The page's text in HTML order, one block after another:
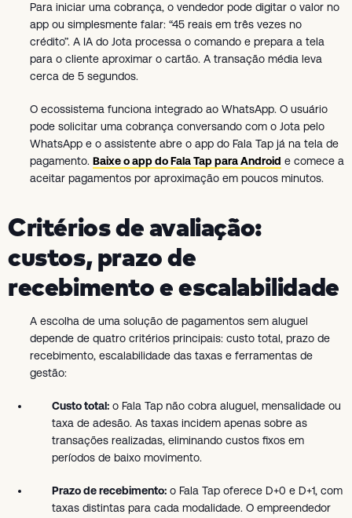
Para iniciar uma cobrança, o vendedor pode digitar o valor no
app ou simplesmente falar: “45 reais em três vezes no
crédito”. A IA do Jota processa o comando e prepara a tela
para o cliente aproximar o cartão. A transação média leva
cerca de 5 segundos.
O ecossistema funciona integrado ao WhatsApp. O usuário
pode solicitar uma cobrança conversando com o Jota pelo
WhatsApp e o assistente abre o app do Fala Tap já na tela de
pagamento. Baixe o app do Fala Tap para Android e comece a
aceitar pagamentos por aproximação em poucos minutos.
Critérios de avaliação:
custos, prazo de
recebimento e escalabilidade
A escolha de uma solução de pagamentos sem aluguel
depende de quatro critérios principais: custo total, prazo de
recebimento, escalabilidade das taxas e ferramentas de
gestão:
Custo total: o Fala Tap não cobra aluguel, mensalidade ou
taxa de adesão. As taxas incidem apenas sobre as
transações realizadas, eliminando custos fixos em
períodos de baixo movimento.
Prazo de recebimento: o Fala Tap oferece D+0 e D+1, com
taxas distintas para cada modalidade. O empreendedor